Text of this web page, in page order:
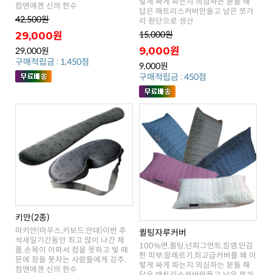
컴맨에겐 신의 한수
42,500원
29,000원
29,000원
구매적립금 : 1,450점
리 원단으로 생산
15,000원
9,000원
9,000원
구매적립금 : 450점
키안(2종)
컴맨에겐 신의 한수
퀼팅자루커버